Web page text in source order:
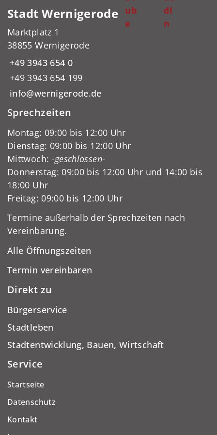
ub
e
dI
n
Stadt Wernigerode
Marktplatz 1
38855 Wernigerode
+49 3943 654 0
+49 3943 654 199
info@wernigerode.de
Sprechzeiten
Montag: 09:00 bis 12:00 Uhr
Dienstag: 09:00 bis 12:00 Uhr
Mittwoch: -geschlossen-
Donnerstag: 09:00 bis 12:00 Uhr und 14:00 bis
18:00 Uhr
Freitag: 09:00 bis 12:00 Uhr
Termine außerhalb der Sprechzeiten nach
Vereinbarung.
Alle Öffnungszeiten
Termin vereinbaren
Direkt zu
Bürgerservice
Stadtleben
Stadtentwicklung, Bauen, Wirtschaft
Service
Startseite
Datenschutz
Kontakt